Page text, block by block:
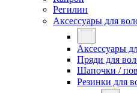
Регилин
Аксессуары для
Аксессуары
Пряди для
Шапочки /
Резинки для